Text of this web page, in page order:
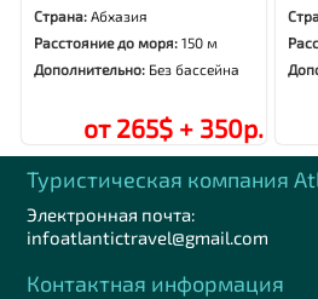
Страна:Абхазия
Расстояние до моря:150 м
Дополнительно: Без бассейна
от 265$ + 350р.
Туристическая компания
Электронная почта:
infoatlantictravel@gmail.com
Контактная информация